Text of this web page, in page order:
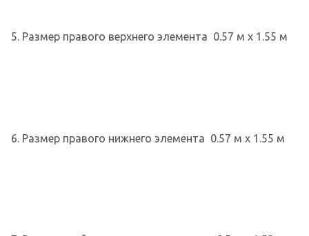
5. Размер правого верхнего элемента 0.57 м х 1.55 м
6. Размер правого нижнего элемента 0.57 м х 1.55 м